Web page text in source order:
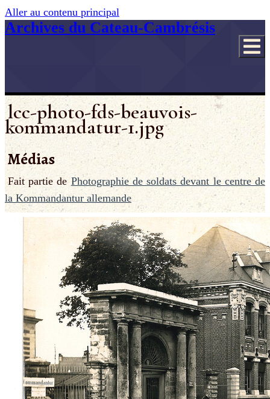
Aller au contenu principal
Archives du Cateau-Cambrésis
lcc-photo-fds-beauvois-
kommandatur-1.jpg
Médias
Fait partie de Photographie de soldats devant le centre de
la Kommandantur allemande